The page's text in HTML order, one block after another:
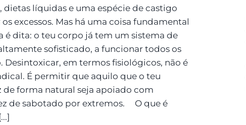
dietas líquidas e uma espécie de castigo
excessos. Mas há uma coisa fundamental
é dita: o teu corpo já tem um sistema de
sofisticado, a funcionar todos os
Desintoxicar, em termos fisiológicos, não é
É permitir que aquilo que o teu
de forma natural seja apoiado com
de sabotado por extremos. O que é